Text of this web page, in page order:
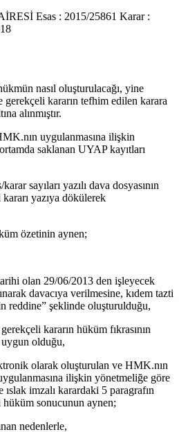
Esas : 2015/25861 Karar :
nasıl oluşturulacağı, yine
kararın tefhim edilen karara
alınmıştır.
uygulanmasına ilişkin
saklanan UYAP kayıtları
sayıları yazılı dava dosyasının
yazıya dökülerek
özetinin aynen;
olan 29/06/2013 den işleyecek
davacıya verilmesine, kıdem tazti
reddine” şeklinde oluşturulduğu,
kararın hüküm fıkrasının
olduğu,
olarak oluşturulan ve HMK.nın
ilişkin yönetmeliğe göre
ıslak imzalı karardaki 5 paragrafın
sonucunun aynen;
nedenlerle,